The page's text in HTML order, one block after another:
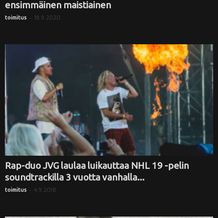
ensimmäinen maistiainen
toimitus - 18.9.2020
Rap-duo JVG laulaa luikauttaa NHL 19 -pelin
soundtrackilla 3 vuotta vanhalla...
toimitus - 4.9.2018